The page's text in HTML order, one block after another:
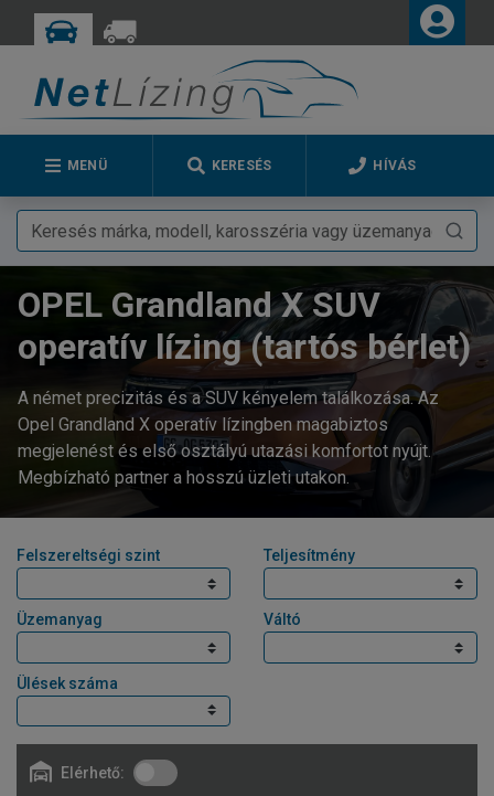
MENÜ KERESÉS HÍVÁS
OPEL Grandland X SUV
operatív lízing (tartós bérlet)
A német precizitás és a SUV kényelem találkozása. Az
Opel Grandland X operatív lízingben magabiztos
megjelenést és első osztályú utazási komfortot nyújt.
Megbízható partner a hosszú üzleti utakon.
Felszereltségi szint Teljesítmény
Üzemanyag Váltó
Ülések száma
Elérhető: